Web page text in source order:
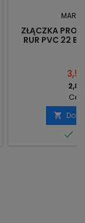
ZŁĄCZKA
RUR PVC 22
3,51

